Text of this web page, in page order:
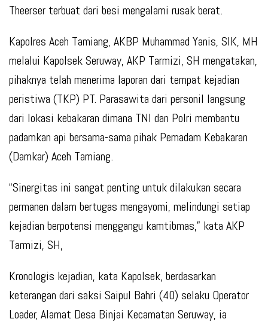
Theerser terbuat dari besi mengalami rusak berat.
Kapolres Aceh Tamiang, AKBP Muhammad Yanis, SIK, MH
melalui Kapolsek Seruway, AKP Tarmizi, SH mengatakan,
pihaknya telah menerima laporan dari tempat kejadian
peristiwa (TKP) PT. Parasawita dari personil langsung
dari lokasi kebakaran dimana TNI dan Polri membantu
padamkan api bersama-sama pihak Pemadam Kebakaran
(Damkar) Aceh Tamiang.
“Sinergitas ini sangat penting untuk dilakukan secara
permanen dalam bertugas mengayomi, melindungi setiap
kejadian berpotensi menggangu kamtibmas,” kata AKP
Tarmizi, SH,
Kronologis kejadian, kata Kapolsek, berdasarkan
keterangan dari saksi Saipul Bahri (40) selaku Operator
Loader, Alamat Desa Binjai Kecamatan Seruway, ia